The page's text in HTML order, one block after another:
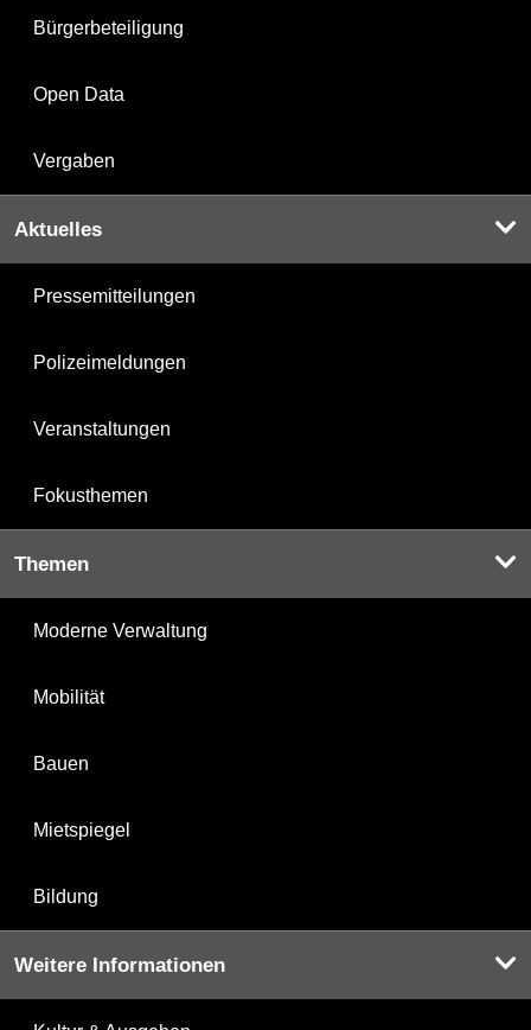
Bürgerbeteiligung
Open Data
Vergaben
Aktuelles
Pressemitteilungen
Polizeimeldungen
Veranstaltungen
Fokusthemen
Themen
Moderne Verwaltung
Mobilität
Bauen
Mietspiegel
Bildung
Weitere Informationen